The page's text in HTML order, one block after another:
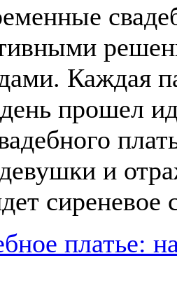
Каждая
день прошел
и
сиреневое
платье: